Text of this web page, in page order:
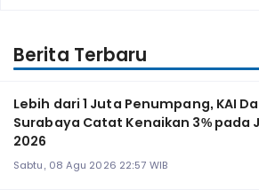
Berita Terbaru
Lebih dari 1 Juta Penumpang, KAI
Surabaya Catat Kenaikan 3% pada
2026
Sabtu, 08 Agu 2026 22:57 WIB